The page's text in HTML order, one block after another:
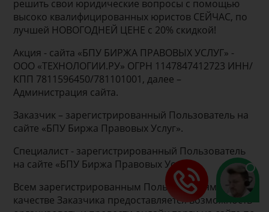
решить свои юридические вопросы с помощью
высоко квалифицированных юристов СЕЙЧАС, по
лучшей НОВОГОДНЕЙ ЦЕНЕ с 20% скидкой!
Акция - сайта «БПУ БИРЖА ПРАВОВЫХ УСЛУГ» -
ООО «ТЕХНОЛОГИИ.РУ» ОГРН 1147847412723 ИНН/
КПП 7811596450/781101001, далее –
Администрация сайта.
Заказчик – зарегистрированный Пользователь на
сайте «БПУ Биржа Правовых Услуг».
Специалист - зарегистрированный Пользователь
на сайте «БПУ Биржа Правовых Услуг».
Всем зарегистрированным Пользователям в
качестве Заказчика предоставляется возможность